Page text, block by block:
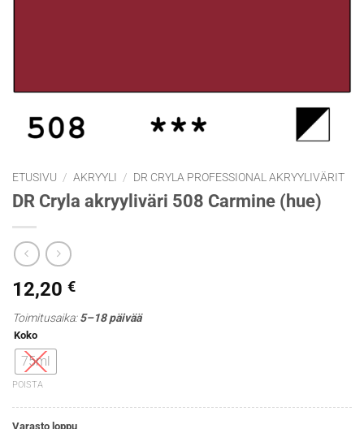
ETUSIVU / AKRYYLI / DR CRYLA PROFESSIONAL AKRYYLIVÄRIT
DR Cryla akryyliväri 508 Carmine (hue)
12,20 €
Toimitusaika:5–18 päivää
Koko
75ml
POISTA
Varasto loppu